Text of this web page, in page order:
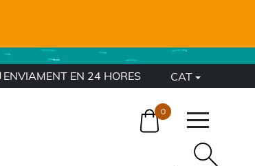
ENVIAMENT EN 24 HORES CAT
0